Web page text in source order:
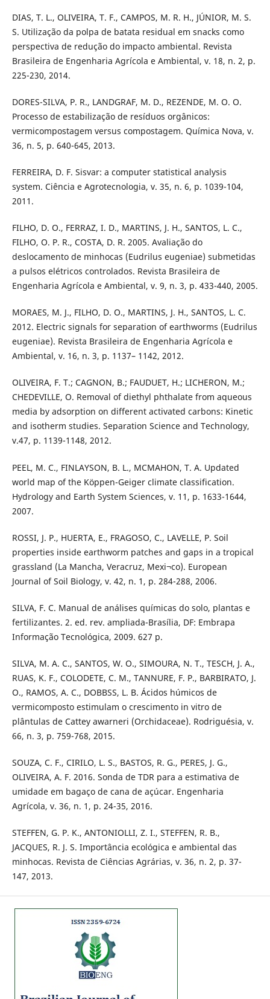
DIAS, T. L., OLIVEIRA, T. F., CAMPOS, M. R. H., JÚNIOR, M. S.
S. Utilização da polpa de batata residual em snacks como
perspectiva de redução do impacto ambiental. Revista
Brasileira de Engenharia Agrícola e Ambiental, v. 18, n. 2, p.
225-230, 2014.
DORES-SILVA, P. R., LANDGRAF, M. D., REZENDE, M. O. O.
Processo de estabilização de resíduos orgânicos:
vermicompostagem versus compostagem. Química Nova, v.
36, n. 5, p. 640-645, 2013.
FERREIRA, D. F. Sisvar: a computer statistical analysis
system. Ciência e Agrotecnologia, v. 35, n. 6, p. 1039-104,
2011.
FILHO, D. O., FERRAZ, I. D., MARTINS, J. H., SANTOS, L. C.,
FILHO, O. P. R., COSTA, D. R. 2005. Avaliação do
deslocamento de minhocas (Eudrilus eugeniae) submetidas
a pulsos elétricos controlados. Revista Brasileira de
Engenharia Agrícola e Ambiental, v. 9, n. 3, p. 433-440, 2005.
MORAES, M. J., FILHO, D. O., MARTINS, J. H., SANTOS, L. C.
2012. Electric signals for separation of earthworms (Eudrilus
eugeniae). Revista Brasileira de Engenharia Agrícola e
Ambiental, v. 16, n. 3, p. 1137– 1142, 2012.
OLIVEIRA, F. T.; CAGNON, B.; FAUDUET, H.; LICHERON, M.;
CHEDEVILLE, O. Removal of diethyl phthalate from aqueous
media by adsorption on different activated carbons: Kinetic
and isotherm studies. Separation Science and Technology,
v.47, p. 1139-1148, 2012.
PEEL, M. C., FINLAYSON, B. L., MCMAHON, T. A. Updated
world map of the Köppen-Geiger climate classification.
Hydrology and Earth System Sciences, v. 11, p. 1633-1644,
2007.
ROSSI, J. P., HUERTA, E., FRAGOSO, C., LAVELLE, P. Soil
properties inside earthworm patches and gaps in a tropical
grassland (La Mancha, Veracruz, Mexi¬co). European
Journal of Soil Biology, v. 42, n. 1, p. 284-288, 2006.
SILVA, F. C. Manual de análises químicas do solo, plantas e
fertilizantes. 2. ed. rev. ampliada-Brasília, DF: Embrapa
Informação Tecnológica, 2009. 627 p.
SILVA, M. A. C., SANTOS, W. O., SIMOURA, N. T., TESCH, J. A.,
RUAS, K. F., COLODETE, C. M., TANNURE, F. P., BARBIRATO, J.
O., RAMOS, A. C., DOBBSS, L. B. Ácidos húmicos de
vermicomposto estimulam o crescimento in vitro de
plântulas de Cattey awarneri (Orchidaceae). Rodriguésia, v.
66, n. 3, p. 759-768, 2015.
SOUZA, C. F., CIRILO, L. S., BASTOS, R. G., PERES, J. G.,
OLIVEIRA, A. F. 2016. Sonda de TDR para a estimativa de
umidade em bagaço de cana de açúcar. Engenharia
Agrícola, v. 36, n. 1, p. 24-35, 2016.
STEFFEN, G. P. K., ANTONIOLLI, Z. I., STEFFEN, R. B.,
JACQUES, R. J. S. Importância ecológica e ambiental das
minhocas. Revista de Ciências Agrárias, v. 36, n. 2, p. 37-
147, 2013.